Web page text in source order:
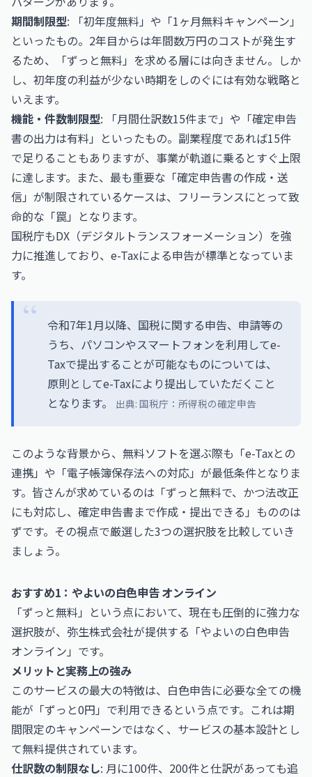
期間制限型: 「初年度無料」や「1ヶ月無料キャンペーン」
といったもの。2年目からは年間数万円のコストが発生す
るため、「ずっと無料」を求める層には向きません。しか
し、初年度の利益が少ない時期をしのぐには有効な戦略と
いえます。
機能・件数制限型: 「月間仕訳数15件まで」や「確定申告
書の出力は有料」といったもの。副業程度であれば15件
で足りることもありますが、事業が軌道に乗るとすぐ上限
に達します。また、最も重要な「確定申告書の作成・送
信」が制限されているケースは、フリーランスにとって致
命的な「罠」となります。
国税庁もDX（デジタルトランスフォーメーション）を強
力に推進しており、e-Taxによる申告が標準となっていま
す。
令和7年1月以降、国税に関する申告、申請等の
うち、パソコンやスマートフォンを利用してe-
Taxで提出することが可能なものについては、
原則としてe-Taxにより提出していただくこと
となります。
出典: 国税庁：所得税の確定申告
このような背景から、無料ソフトを選ぶ際も「e-Taxとの
連携」や「電子帳簿保存法への対応」が最低条件となりま
す。皆さんが求めているのは「ずっと無料で、かつ法改正
にも対応し、確定申告書まで作成・提出できる」もののは
ずです。その視点で厳選した3つの選択肢を比較していき
ましょう。
おすすめ1：やよいの白色申告 オンライン
「ずっと無料」という点において、現在も圧倒的に強力な
選択肢が、弥生株式会社が提供する「やよいの白色申告
オンライン」です。
メリットと実務上の強み
このサービスの最大の特徴は、白色申告に必要な全ての機
能が「ずっと0円」で利用できるという点です。これは期
間限定のキャンペーンではなく、サービスの基本設計とし
て無料提供されています。
仕訳数の制限なし: 月に100件、200件と仕訳があっても追